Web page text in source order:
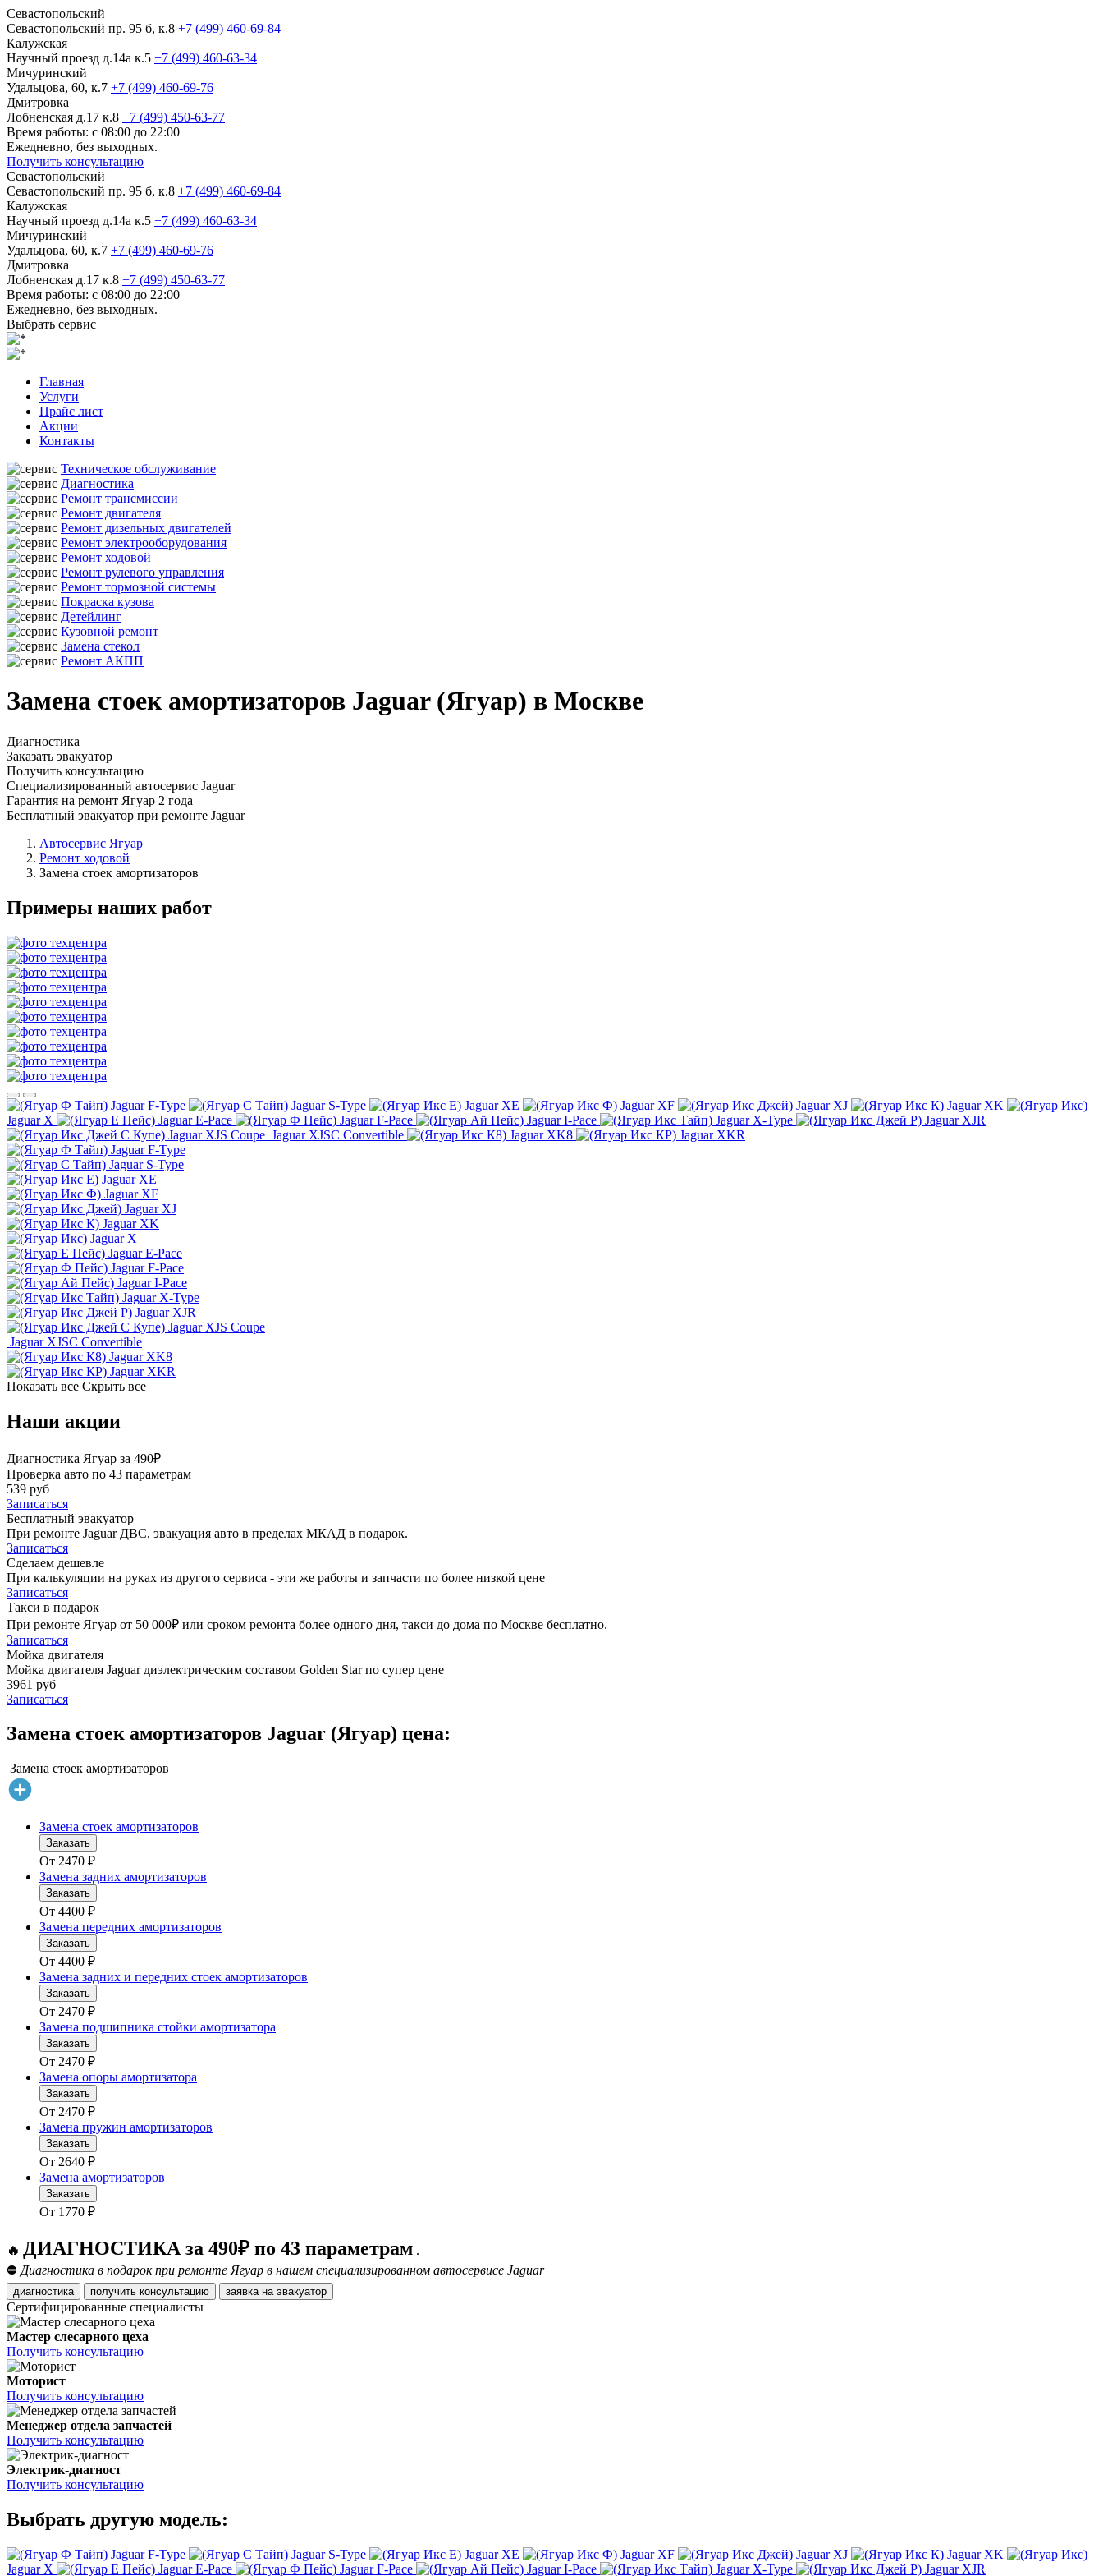
Севастопольский
Севастопольский пр. 95 б, к.8 +7 (499) 460-69-84
Калужская
Научный проезд д.14а к.5 +7 (499) 460-63-34
Мичуринский
Удальцова, 60, к.7 +7 (499) 460-69-76
Дмитровка
Лобненская д.17 к.8 +7 (499) 450-63-77
Время работы: с 08:00 до 22:00
Ежедневно, без выходных.
Получить консультацию
Севастопольский
Севастопольский пр. 95 б, к.8 +7 (499) 460-69-84
Калужская
Научный проезд д.14а к.5 +7 (499) 460-63-34
Мичуринский
Удальцова, 60, к.7 +7 (499) 460-69-76
Дмитровка
Лобненская д.17 к.8 +7 (499) 450-63-77
Время работы: с 08:00 до 22:00
Ежедневно, без выходных.
Выбрать сервис
Главная
Услуги
Прайс лист
Акции
Контакты
Техническое обслуживание
Диагностика
Ремонт трансмиссии
Ремонт двигателя
Ремонт дизельных двигателей
Ремонт электрооборудования
Ремонт ходовой
Ремонт рулевого управления
Ремонт тормозной системы
Покраска кузова
Детейлинг
Кузовной ремонт
Замена стекол
Ремонт АКПП
Замена стоек амортизаторов Jaguar (Ягуар) в Москве
Диагностика
Заказать эвакуатор
Получить консультацию
Специализированный автосервис Jaguar
Гарантия на ремонт Ягуар 2 года
Бесплатный эвакуатор при ремонте Jaguar
Автосервис Ягуар
Ремонт ходовой
Замена стоек амортизаторов
Примеры наших работ
Jaguar F-Type Jaguar S-Type Jaguar XE Jaguar XF Jaguar XJ
Jaguar XK
Jaguar X
Jaguar E-Pace Jaguar F-Pace Jaguar I-Pace Jaguar X-Type
Jaguar XJR
Jaguar XJS Coupe Jaguar XJSC Convertible Jaguar XK8
Jaguar XKR
Jaguar F-Type
Jaguar S-Type
Jaguar XE
Jaguar XF
Jaguar XJ
Jaguar XK
Jaguar X
Jaguar E-Pace
Jaguar F-Pace
Jaguar I-Pace
Jaguar X-Type
Jaguar XJR
Jaguar XJS Coupe
Jaguar XJSC Convertible
Jaguar XK8
Jaguar XKR
Показать все Скрыть все
Наши акции
Диагностика Ягуар за 490₽
Проверка авто по 43 параметрам
539 руб
Записаться
Бесплатный эвакуатор
При ремонте Jaguar ДВС, эвакуация авто в пределах МКАД в подарок.
Записаться
Сделаем дешевле
При калькуляции на руках из другого сервиса - эти же работы и запчасти по более низкой цене
Записаться
Такси в подарок
При ремонте Ягуар от 50 000₽ или сроком ремонта более одного дня, такси до дома по Москве бесплатно.
Записаться
Мойка двигателя
Мойка двигателя Jaguar диэлектрическим составом Golden Star по супер цене
3961 руб
Записаться
Замена стоек амортизаторов Jaguar (Ягуар) цена:
Замена стоек амортизаторов
Замена стоек амортизаторов
Заказать
От 2470 ₽
Замена задних амортизаторов
Заказать
От 4400 ₽
Замена передних амортизаторов
Заказать
От 4400 ₽
Замена задних и передних стоек амортизаторов
Заказать
От 2470 ₽
Замена подшипника стойки амортизатора
Заказать
От 2470 ₽
Замена опоры амортизатора
Заказать
От 2470 ₽
Замена пружин амортизаторов
Заказать
От 2640 ₽
Замена амортизаторов
Заказать
От 1770 ₽
🔥 ДИАГНОСТИКА за 490₽ по 43 параметрам .
⛔ Диагностика в подарок при ремонте Ягуар в нашем специализированном автосервисе Jaguar
диагностика получить консультацию заявка на эвакуатор
Сертифицированные специалисты
Мастер слесарного цеха
Получить консультацию
Моторист
Получить консультацию
Менеджер отдела запчастей
Получить консультацию
Электрик-диагност
Получить консультацию
Выбрать другую модель:
Jaguar F-Type Jaguar S-Type Jaguar XE Jaguar XF Jaguar XJ
Jaguar XK
Jaguar X
Jaguar E-Pace Jaguar F-Pace Jaguar I-Pace Jaguar X-Type Jaguar XJR